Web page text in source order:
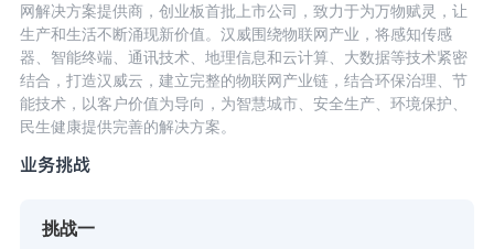
网解决方案提供商，创业板首批上市公司，致力于为万物赋灵，让
生产和生活不断涌现新价值。汉威围绕物联网产业，将感知传感
器、智能终端、通讯技术、地理信息和云计算、大数据等技术紧密
结合，打造汉威云，建立完整的物联网产业链，结合环保治理、节
能技术，以客户价值为导向，为智慧城市、安全生产、环境保护、
民生健康提供完善的解决方案。
业务挑战
挑战一